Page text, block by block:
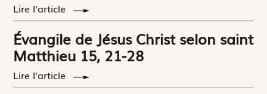
Lire l'article
Évangile de Jésus Christ selon saint
Matthieu 15, 21-28
Lire l'article